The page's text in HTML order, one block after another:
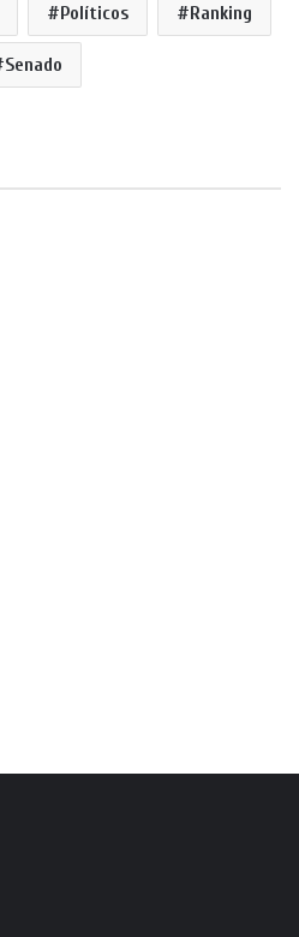
Políticos Ranking
Senado